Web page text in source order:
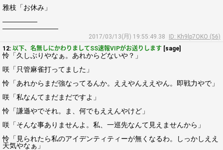
雅枝「お休み」
―――――
――――――――
2017/03/13(月) 19:55:49.38
ID: Kh9lp7OKO (56)
12: 以下、名無しにかわりましてSS速報VIPがお送りします [sage]
怜「久しぶりやなぁ。あれからどないや？」
咲「只管麻雀打ってました」
怜「あれからまだ強なってるんか。ええやんええやん。即戦力やで」
咲「私なんてまだまだですよ」
怜「謙遜やでそれ。ま、何でもええんやけど」
咲「そんな事ありませんよ。私、一巡先なんて見えませんから」
怜「見られたら私のアイデンティティーが無くなるわ。しっかしええ
天気やなぁ」